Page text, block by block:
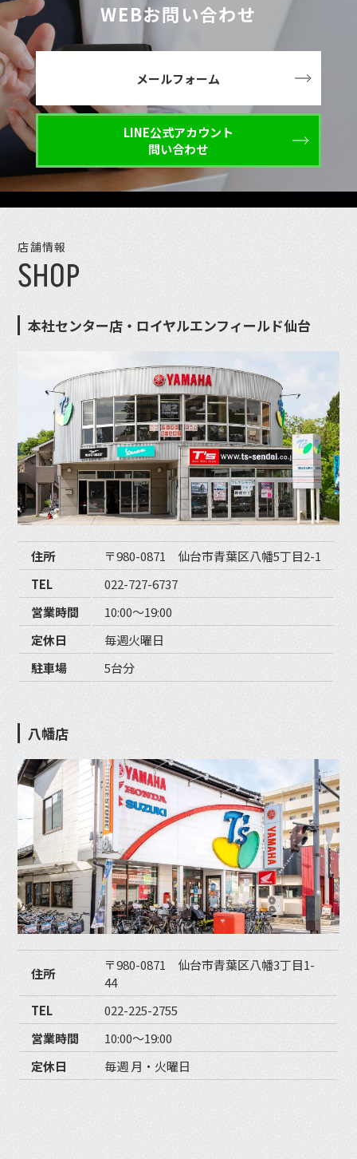
WEBお問い合わせ
メールフォーム
LINE公式アカウント
問い合わせ
店舗情報
SHOP
本社センター店・ロイヤルエンフィールド仙台
住所
〒980-0871 仙台市青葉区八幡5丁目2-1
TEL
022-727-6737
営業時間
10:00〜19:00
定休日
毎週火曜日
駐車場
5台分
八幡店
住所
〒980-0871 仙台市青葉区八幡3丁目1-
44
TEL
022-225-2755
営業時間
10:00〜19:00
定休日
毎週 月・火曜日